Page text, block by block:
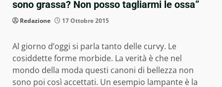
sono grassa? Non posso tagliarmi le ossa”
Redazione 17 Ottobre 2015
Al giorno d’oggi si parla tanto delle curvy. Le
cosiddette forme morbide. La verità è che nel
mondo della moda questi canoni di bellezza non
sono poi così accettati. Un esempio lampante è la